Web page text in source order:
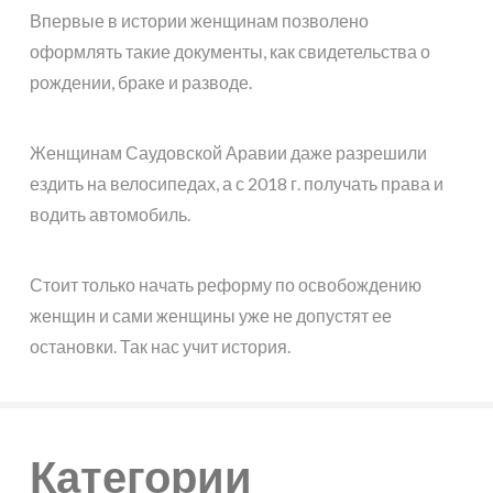
Впервые в истории женщинам позволено
оформлять такие документы, как свидетельства о
рождении, браке и разводе.
Женщинам Саудовской Аравии даже разрешили
ездить на велосипедах, а с 2018 г. получать права и
водить автомобиль.
Стоит только начать реформу по освобождению
женщин и сами женщины уже не допустят ее
остановки. Так нас учит история.
Категории